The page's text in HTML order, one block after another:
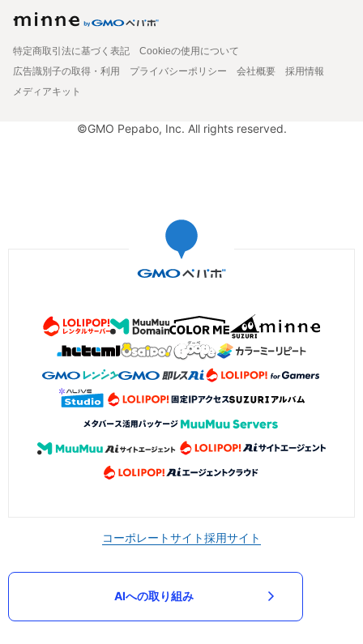
特定商取引法に基づく表記
Cookieの使用について
広告識別子の取得・利用
プライバシーポリシー 会社概要
採用情報
メディアキット
©GMO Pepabo, Inc. All rights reserved.
コーポレートサイト採用サイト
AIへの取り組み